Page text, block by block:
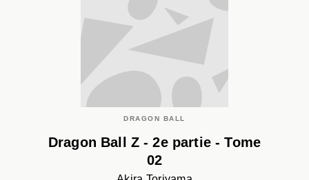
DRAGON BALL
Dragon Ball Z - 2e partie - Tome
02